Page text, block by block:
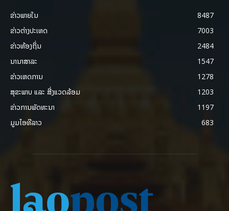
ຂ່າວພາຍ​ໃນ
8487
ຂ່າວຕ່າງປະເທດ
7003
ຂ່າວທ້ອງຖິ່ນ
2484
ນານາສາລະ
1547
ຂ່າວເຫດການ
1278
ສຸຂະພາບ ແລະ ສີ່ງແວດລ້ອມ
1203
ຂ່າວການພັດທະນາ
1197
ມູມໄອທີລາວ
683